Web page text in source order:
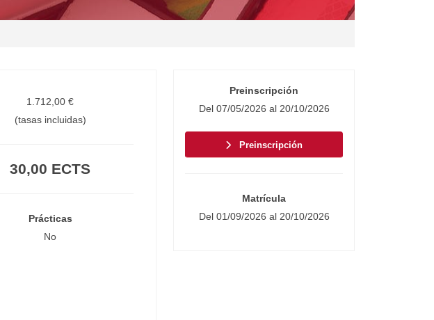
1.712,00 €
(tasas incluidas)
30,00 ECTS
Prácticas
No
Preinscripción
Del 07/05/2026 al 20/10/2026
Preinscripción
Matrícula
Del 01/09/2026 al 20/10/2026